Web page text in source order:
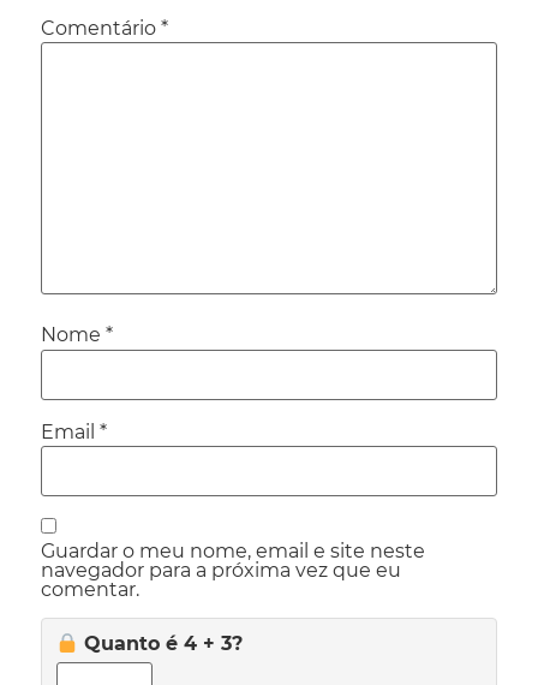
Comentário *
Nome *
Email *
Guardar o meu nome, email e site neste
navegador para a próxima vez que eu
comentar.
Quanto é 4 + 3?